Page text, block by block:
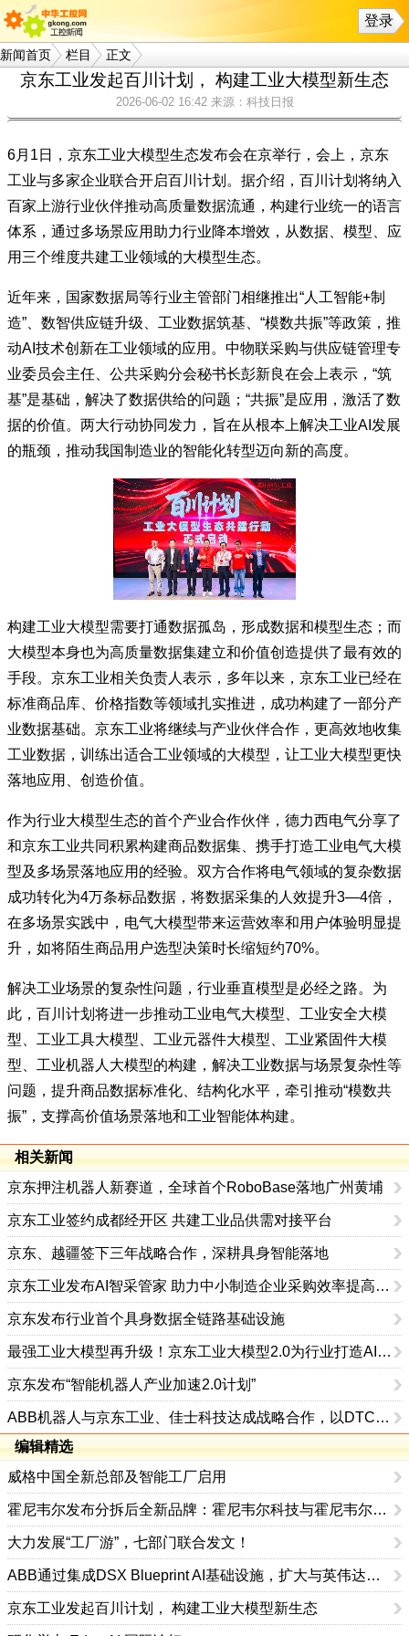
登录
新闻首页 栏目 正文
京东工业发起百川计划， 构建工业大模型新生态
2026-06-02 16:42 来源：科技日报
6月1日，京东工业大模型生态发布会在京举行，会上，京东
工业与多家企业联合开启百川计划。据介绍，百川计划将纳入
百家上游行业伙伴推动高质量数据流通，构建行业统一的语言
体系，通过多场景应用助力行业降本增效，从数据、模型、应
用三个维度共建工业领域的大模型生态。
近年来，国家数据局等行业主管部门相继推出“人工智能+制
造”、数智供应链升级、工业数据筑基、“模数共振”等政策，推
动AI技术创新在工业领域的应用。中物联采购与供应链管理专
业委员会主任、公共采购分会秘书长彭新良在会上表示，“筑
基”是基础，解决了数据供给的问题；“共振”是应用，激活了数
据的价值。两大行动协同发力，旨在从根本上解决工业AI发展
的瓶颈，推动我国制造业的智能化转型迈向新的高度。
构建工业大模型需要打通数据孤岛，形成数据和模型生态；而
大模型本身也为高质量数据集建立和价值创造提供了最有效的
手段。京东工业相关负责人表示，多年以来，京东工业已经在
标准商品库、价格指数等领域扎实推进，成功构建了一部分产
业数据基础。京东工业将继续与产业伙伴合作，更高效地收集
工业数据，训练出适合工业领域的大模型，让工业大模型更快
落地应用、创造价值。
作为行业大模型生态的首个产业合作伙伴，德力西电气分享了
和京东工业共同积累构建商品数据集、携手打造工业电气大模
型及多场景落地应用的经验。双方合作将电气领域的复杂数据
成功转化为4万条标品数据，将数据采集的人效提升3—4倍，
在多场景实践中，电气大模型带来运营效率和用户体验明显提
升，如将陌生商品用户选型决策时长缩短约70%。
解决工业场景的复杂性问题，行业垂直模型是必经之路。为
此，百川计划将进一步推动工业电气大模型、工业安全大模
型、工业工具大模型、工业元器件大模型、工业紧固件大模
型、工业机器人大模型的构建，解决工业数据与场景复杂性等
问题，提升商品数据标准化、结构化水平，牵引推动“模数共
振”，支撑高价值场景落地和工业智能体构建。
相关新闻
京东押注机器人新赛道，全球首个RoboBase落地广州黄埔
京东工业签约成都经开区 共建工业品供需对接平台
京东、越疆签下三年战略合作，深耕具身智能落地
京东工业发布AI智采管家 助力中小制造企业采购效率提高60%
京东发布行业首个具身数据全链路基础设施
最强工业大模型再升级！京东工业大模型2.0为行业打造AI专家
京东发布“智能机器人产业加速2.0计划”
ABB机器人与京东工业、佳士科技达成战略合作，以DTC创新模式共塑焊接机器人产业新生态
编辑精选
威格中国全新总部及智能工厂启用
霍尼韦尔发布分拆后全新品牌：霍尼韦尔科技与霍尼韦尔航空航天
大力发展“工厂游”，七部门联合发文！
ABB通过集成DSX Blueprint AI基础设施，扩大与英伟达的合作
京东工业发起百川计划， 构建工业大模型新生态